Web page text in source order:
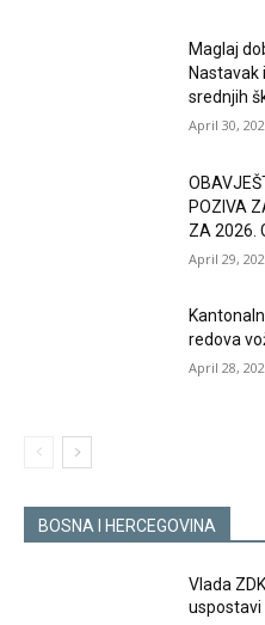
Maglaj
srednjih
April 30,
POZIVA
ZA 2026.
April 29,
redova
April 28,
BOSNA I HERCEGOVINA
Vlada
uspostavi